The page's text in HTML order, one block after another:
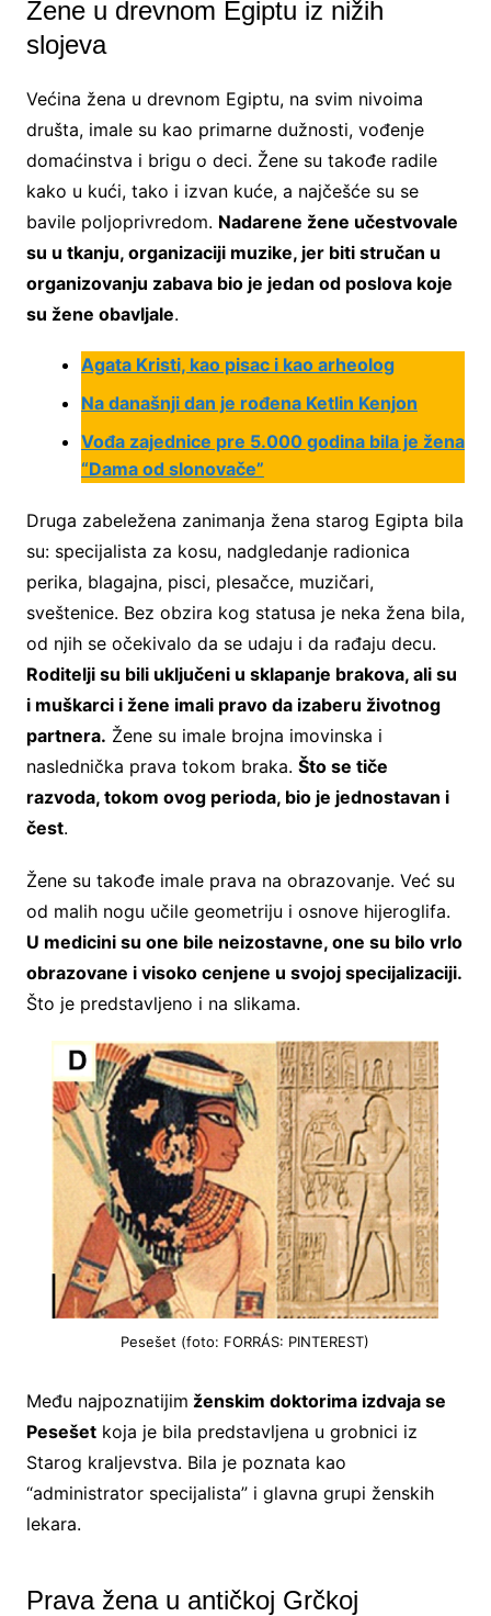
Žene u drevnom Egiptu iz nižih
slojeva
Većina žena u drevnom Egiptu, na svim nivoima
društa, imale su kao primarne dužnosti, vođenje
domaćinstva i brigu o deci. Žene su takođe radile
kako u kući, tako i izvan kuće, a najčešće su se
bavile poljoprivredom. Nadarene žene učestvovale
su u tkanju, organizaciji muzike, jer biti stručan u
organizovanju zabava bio je jedan od poslova koje
su žene obavljale.
Agata Kristi, kao pisac i kao arheolog
Na današnji dan je rođena Ketlin Kenjon
Vođa zajednice pre 5.000 godina bila je žena
“Dama od slonovače”
Druga zabeležena zanimanja žena starog Egipta bila
su: specijalista za kosu, nadgledanje radionica
perika, blagajna, pisci, plesačce, muzičari,
sveštenice. Bez obzira kog statusa je neka žena bila,
od njih se očekivalo da se udaju i da rađaju decu.
Roditelji su bili uključeni u sklapanje brakova, ali su
i muškarci i žene imali pravo da izaberu životnog
partnera. Žene su imale brojna imovinska i
naslednička prava tokom braka. Što se tiče
razvoda, tokom ovog perioda, bio je jednostavan i
čest.
Žene su takođe imale prava na obrazovanje. Već su
od malih nogu učile geometriju i osnove hijeroglifa.
U medicini su one bile neizostavne, one su bilo vrlo
obrazovane i visoko cenjene u svojoj specijalizaciji.
Što je predstavljeno i na slikama.
Pesešet (foto: FORRÁS: PINTEREST)
Među najpoznatijim ženskim doktorima izdvaja se
Pesešetkoja je bila predstavljena u grobnici iz
Starog kraljevstva. Bila je poznata kao
“administrator specijalista” i glavna grupi ženskih
lekara.
Prava žena u antičkoj Grčkoj